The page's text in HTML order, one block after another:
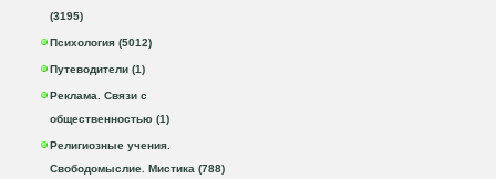
(3195)
Психология (5012)
Путеводители (1)
Реклама. Связи с
общественностью (1)
Религиозные учения.
Свободомыслие. Мистика (788)